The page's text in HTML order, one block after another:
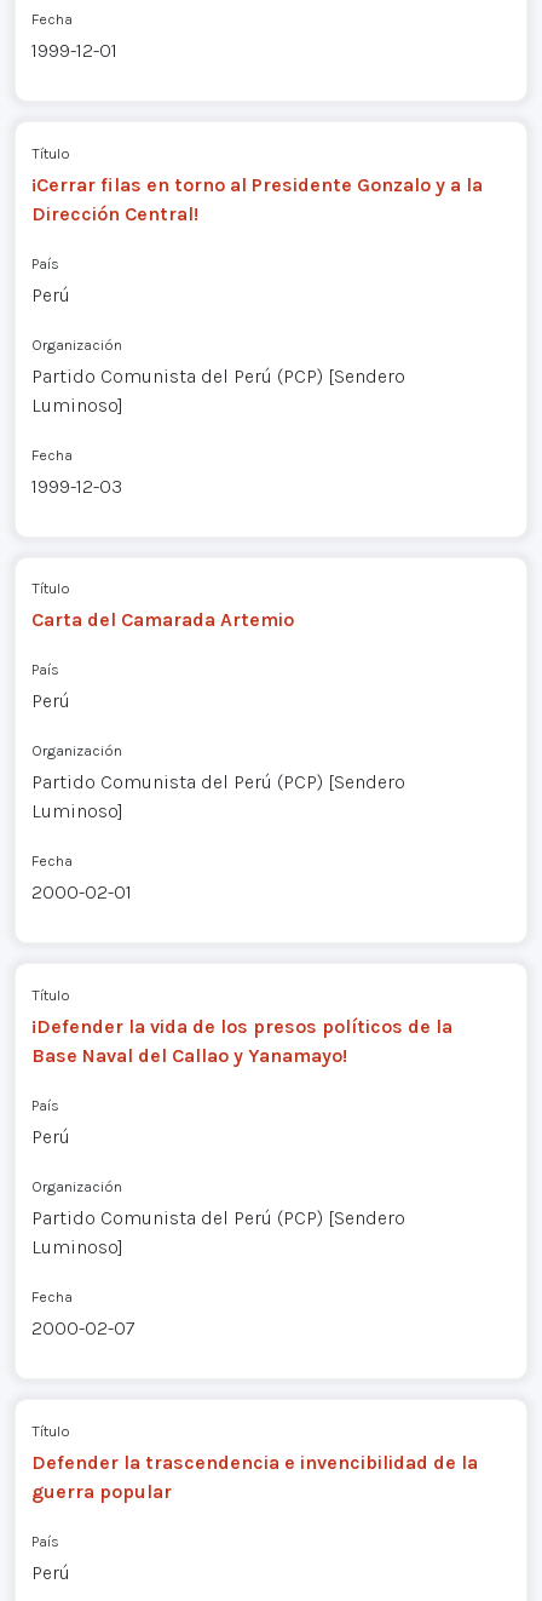
Fecha
1999-12-01
Título
¡Cerrar filas en torno al Presidente Gonzalo y a la
Dirección Central!
País
Perú
Organización
Partido Comunista del Perú (PCP) [Sendero
Luminoso]
Fecha
1999-12-03
Título
Carta del Camarada Artemio
País
Perú
Organización
Partido Comunista del Perú (PCP) [Sendero
Luminoso]
Fecha
2000-02-01
Título
¡Defender la vida de los presos políticos de la
Base Naval del Callao y Yanamayo!
País
Perú
Organización
Partido Comunista del Perú (PCP) [Sendero
Luminoso]
Fecha
2000-02-07
Título
Defender la trascendencia e invencibilidad de la
guerra popular
País
Perú